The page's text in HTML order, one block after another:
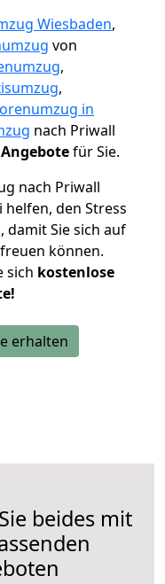
Wiesbaden,
von
,
,
in
nach Priwall
für Sie.
nach Priwall
helfen, den Stress
damit Sie sich auf
können.
sich kostenlose
erhalten
beides mit